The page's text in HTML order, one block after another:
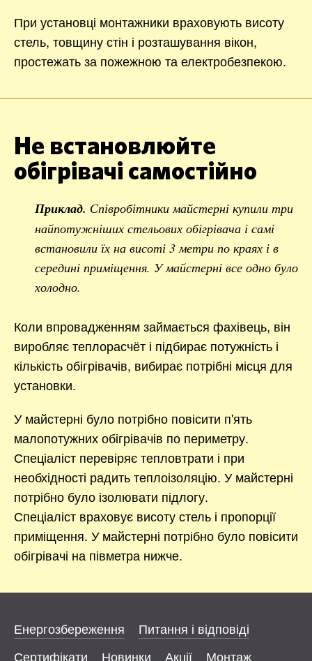
При установці монтажники враховують висоту
стель, товщину стін і розташування вікон,
простежать за пожежною та електробезпекою.
Не встановлюйте
обігрівачі самостійно
Приклад. Співробітники майстерні купили три
найпотужніших стельових обігрівача і самі
встановили їх на висоті 3 метри по краях і в
середині приміщення. У майстерні все одно було
холодно.
Коли впровадженням займається фахівець, він
виробляє теплорасчёт і підбирає потужність і
кількість обігрівачів, вибирає потрібні місця для
установки.
У майстерні було потрібно повісити п'ять
малопотужних обігрівачів по периметру.
Спеціаліст перевіряє тепловтрати і при
необхідності радить теплоізоляцію. У майстерні
потрібно було ізолювати підлогу.
Спеціаліст враховує висоту стель і пропорції
приміщення. У майстерні потрібно було повісити
обігрівачі на півметра нижче.
Енергозбереження
Питання і відповіді
Сертифікати
Новинки Акції Монтаж